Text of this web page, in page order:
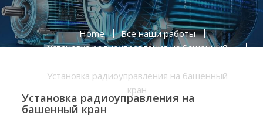
Home
Все наши работы
Установка радиоуправления на башенный
Установка радиоуправления на башенный
кран
Установка радиоуправления на
башенный кран